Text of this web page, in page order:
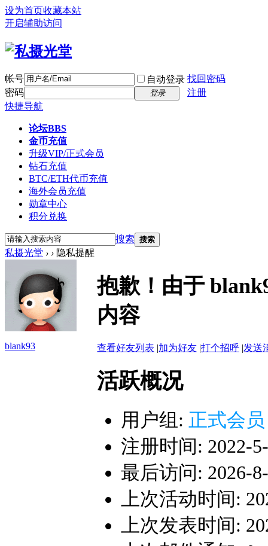
设为首页收藏本站
开启辅助访问
帐号 自动登录 找回密码
密码
登录
注册
快捷导航
论坛BBS
金币充值
升级VIP/正式会员
钻石充值
BTC/ETH代币充值
海外会员充值
勋章中心
积分兑换
搜索 搜索
私摄光堂 › › 隐私提醒
blank93
抱歉！由于
内容
查看好友列表 |加为好友 |打个招呼 |发送
活跃概况
用户组: 正式会员
注册时间: 2022-
最后访问: 2026-
上次活动时间:
上次发表时间: